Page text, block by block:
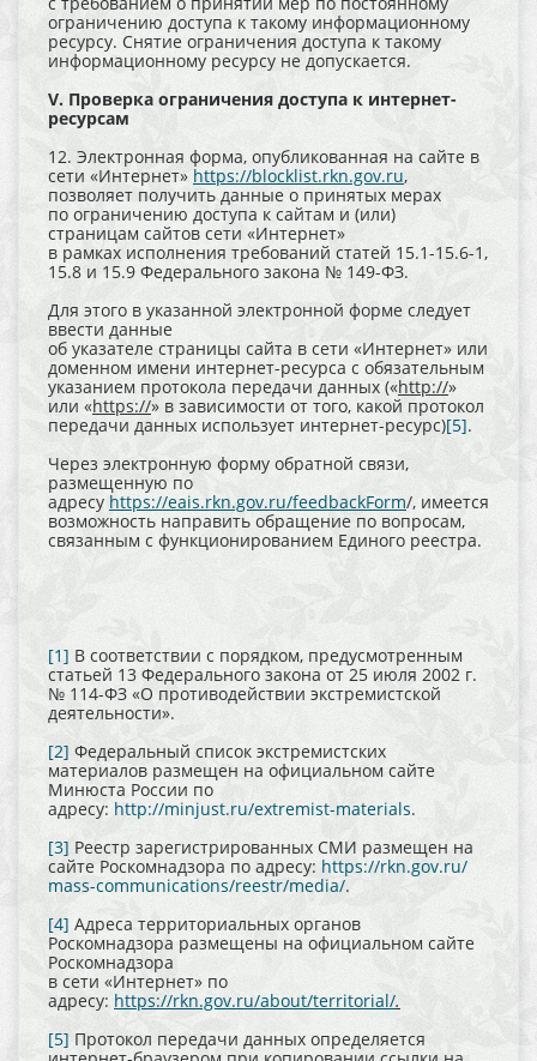
ограничению доступа к такому информационному
ресурсу. Снятие ограничения доступа к такому
информационному ресурсу не допускается.
V. Проверка ограничения доступа к интернет-
ресурсам
12. Электронная форма, опубликованная на сайте в
сети «Интернет» https://blocklist.rkn.gov.ru,
позволяет получить данные о принятых мерах
по ограничению доступа к сайтам и (или)
страницам сайтов сети «Интернет»
в рамках исполнения требований статей 15.1-15.6-1,
15.8 и 15.9 Федерального закона № 149-ФЗ.
Для этого в указанной электронной форме следует
ввести данные
об указателе страницы сайта в сети «Интернет» или
доменном имени интернет-ресурса с обязательным
указанием протокола передачи данных («http://»
или «https://» в зависимости от того, какой протокол
передачи данных использует интернет-ресурс)[5].
Через электронную форму обратной связи,
размещенную по
адресу https://eais.rkn.gov.ru/feedbackForm/, имеется
возможность направить обращение по вопросам,
связанным с функционированием Единого реестра.
[1] В соответствии с порядком, предусмотренным
статьей 13 Федерального закона от 25 июля 2002 г.
№ 114-ФЗ «О противодействии экстремистской
деятельности».
[2] Федеральный список экстремистских
материалов размещен на официальном сайте
Минюста России по
адресу: http://minjust.ru/extremist-materials.
[3] Реестр зарегистрированных СМИ размещен на
сайте Роскомнадзора по адресу: https://rkn.gov.ru/
mass-communications/reestr/media/.
[4] Адреса территориальных органов
Роскомнадзора размещены на официальном сайте
Роскомнадзора
в сети «Интернет» по
адресу: https://rkn.gov.ru/about/territorial/.
[5] Протокол передачи данных определяется